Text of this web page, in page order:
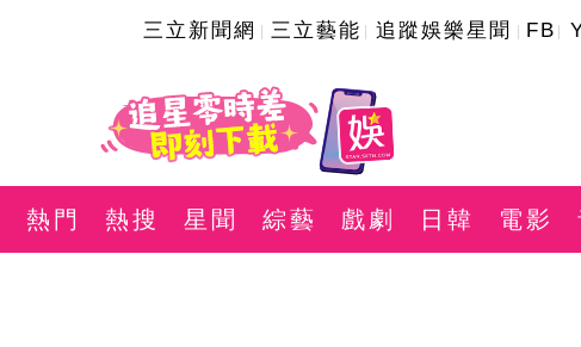
三立新聞網 三立藝能 追蹤娛樂星聞 FB
熱門 熱搜 星聞 綜藝 戲劇 日韓 電影